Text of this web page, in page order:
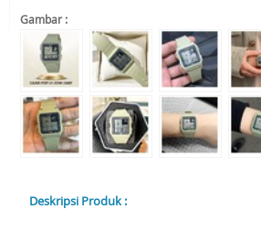
Gambar :
Deskripsi Produk :